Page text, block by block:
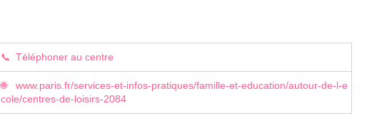
Téléphoner au centre
www.paris.fr/services-et-infos-pratiques/famille-et-education/autour-de-l-e
cole/centres-de-loisirs-2084